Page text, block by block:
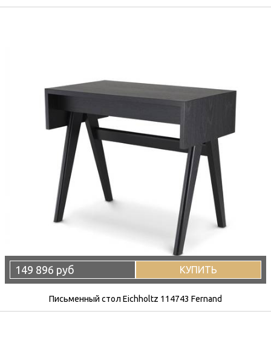
149 896 руб КУПИТЬ
Письменный стол Eichholtz 114743 Fernand